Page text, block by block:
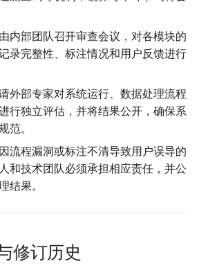
内部团队召开审查会议，对各模块的
录完整性、标注情况和用户反馈进行
外部专家对系统运行、数据处理流程
行独立评估，并将结果公开，确保系
范。
流程漏洞或标注不清导致用户误导的
和技术团队必须承担相应责任，并公
结果。
修订历史